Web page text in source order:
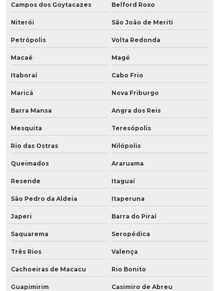
Campos dos Goytacazes Belford Roxo
Niterói São João de Meriti
Petrópolis Volta Redonda
Macaé Magé
Itaboraí Cabo Frio
Maricá Nova Friburgo
Barra Mansa Angra dos Reis
Mesquita Teresópolis
Rio das Ostras Nilópolis
Queimados Araruama
Resende Itaguaí
São Pedro da Aldeia Itaperuna
Japeri Barra do Piraí
Saquarema Seropédica
Três Rios Valença
Cachoeiras de Macacu Rio Bonito
Guapimirim Casimiro de Abreu